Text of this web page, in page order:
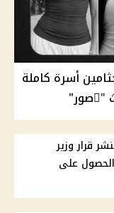
أسرة كاملة
"ًصور"
قرار وزير
مواطنًا والحصول على